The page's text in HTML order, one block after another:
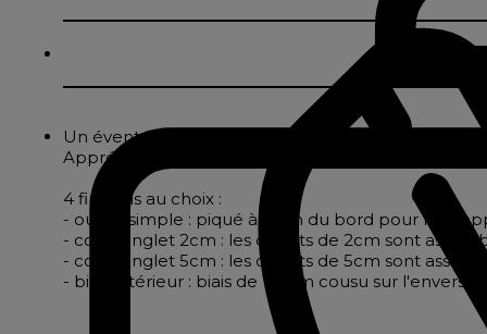
Un éventail de couleurs vitaminées pour ce
Apprécié pour sa facilité d'entretien, le nappage
4 finitions au choix :
- ourlet simple : piqué à 2cm du bord pour les
- coins onglet 2cm : les ourlets de 2cm sont
- coins onglet 5cm : les ourlets de 5cm sont
- biais intérieur : biais de 18mm cousu sur l'envers